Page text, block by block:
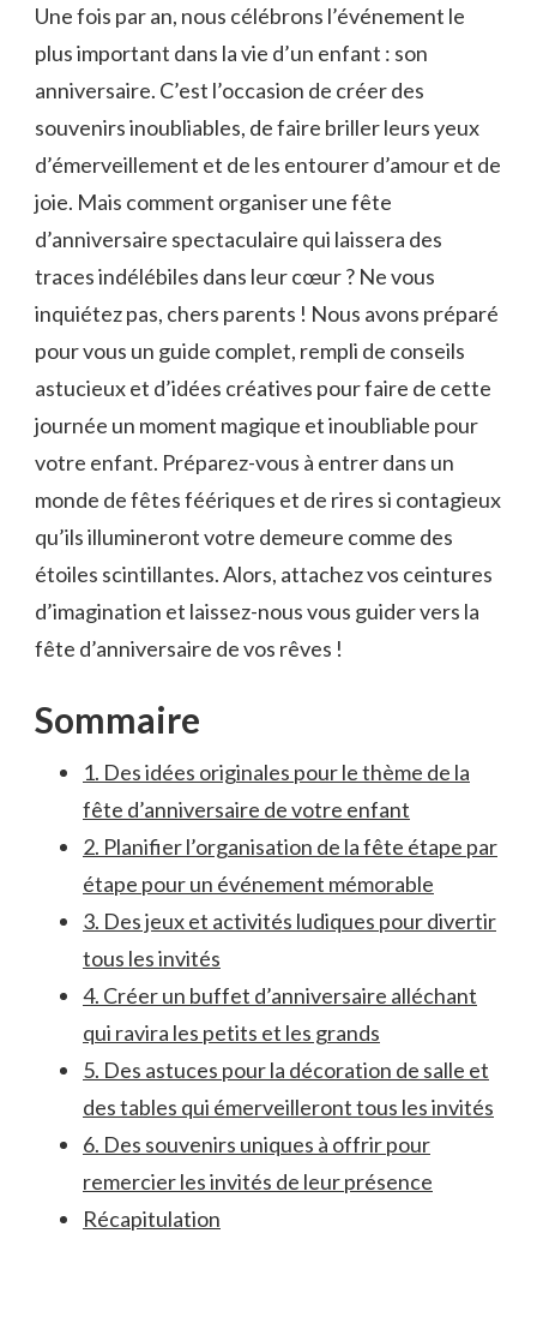
Une fois par ​an,‍ nous⁤ célébrons l’événement le
⁢plus important dans la ⁢vie d’un enfant ⁣: son
‍anniversaire. C’est l’occasion de ⁣créer des
souvenirs inoubliables, de faire briller ‌leurs yeux
⁢d’émerveillement et de les entourer d’amour ⁣et ⁤de
joie. Mais comment ​organiser une ‍fête
d’anniversaire spectaculaire qui laissera des
⁢traces indélébiles dans leur cœur ​? Ne ⁤vous
inquiétez pas, chers parents ​! Nous avons préparé
pour vous un⁢ guide complet, rempli de conseils
astucieux et d’idées créatives pour faire de cette
‍journée​ un moment magique et‍ inoubliable pour
votre‍ enfant. Préparez-vous⁣ à ⁣entrer dans un
monde​ de fêtes féériques et de rires si contagieux
qu’ils illumineront votre demeure comme des​
étoiles ‌scintillantes. Alors, attachez vos ceintures
d’imagination et laissez-nous ⁣vous ⁣guider vers la
fête d’anniversaire de vos ⁢rêves‍ !
Sommaire
1. Des idées originales pour le thème de la
fête d’anniversaire de ⁣votre enfant
2. Planifier l’organisation‍ de ⁤la fête étape ‍par
étape ⁢pour ‍un événement mémorable
3. Des⁣ jeux et activités ludiques pour‌ divertir
⁤tous ⁢les ​invités
4. ⁣Créer un buffet‍ d’anniversaire⁢ alléchant
qui ⁣ravira les ​petits ‍et les grands
5. ​Des astuces pour la décoration de salle et
des ⁣tables qui ⁤émerveilleront⁣ tous ⁣les invités
6. Des souvenirs ​uniques⁤ à offrir pour⁣
remercier les invités ​de leur‍ présence
Récapitulation